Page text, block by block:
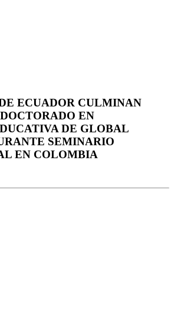
ECUADOR CULMINAN
EN
DE GLOBAL
SEMINARIO
EN COLOMBIA